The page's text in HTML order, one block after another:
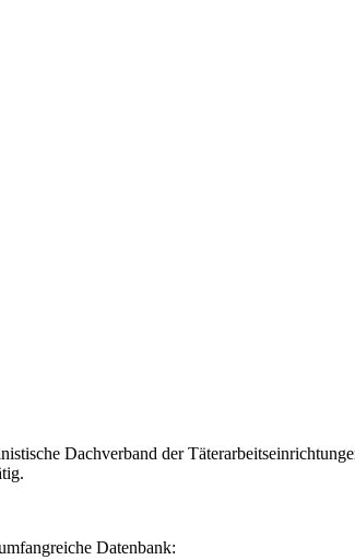
Dachverband der
Datenbank: